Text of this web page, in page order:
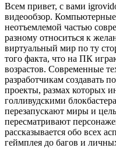
Всем привет, с вами
видеообзор.
неотъемлемой частью
разному относиться к
виртуальный мир по ту
того факта, что на ПК
возрастов. Современные
разработчикам создавать
проекты, размах которых
голливудскими
перезапускают миры и
пересматривают
рассказывается обо всех
геймплея до багов и